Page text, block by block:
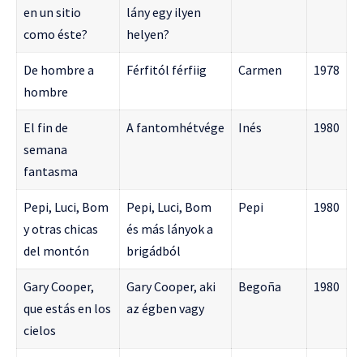
en un sitio
como éste?
lány egy ilyen
helyen?
De hombre a
hombre
Férfitól férfiig Carmen 1978
El fin de
semana
fantasma
A fantomhétvége Inés 1980
Pepi, Luci, Bom
y otras chicas
del montón
Pepi, Luci, Bom
és más lányok a
brigádból
Pepi 1980
Gary Cooper,
que estás en los
cielos
Gary Cooper, aki
az égben vagy
Begoña 1980